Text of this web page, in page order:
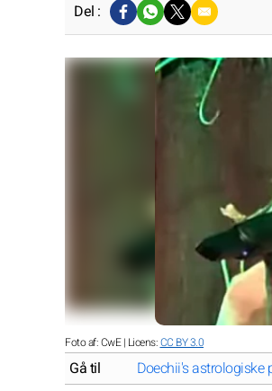
Del :
Foto af: CwE | Licens:CC BY 3.0
Gå til Doechii's astrologiske